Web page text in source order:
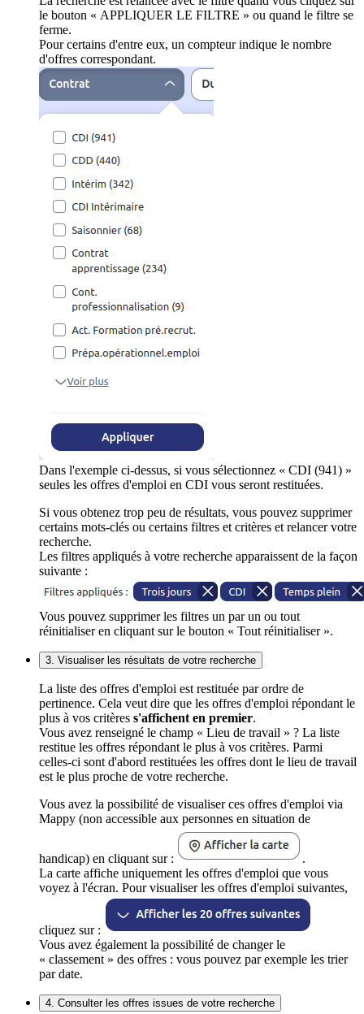
le bouton « APPLIQUER LE FILTRE » ou quand le filtre se
ferme.
Pour certains d'entre eux, un compteur indique le nombre
d'offres correspondant.
Dans l'exemple ci-dessus, si vous sélectionnez « CDI (941) »
seules les offres d'emploi en CDI vous seront restituées.
Si vous obtenez trop peu de résultats, vous pouvez supprimer
certains mots-clés ou certains filtres et critères et relancer votre
recherche.
Les filtres appliqués à votre recherche apparaissent de la façon
suivante :
Vous pouvez supprimer les filtres un par un ou tout
réinitialiser en cliquant sur le bouton « Tout réinitialiser ».
3. Visualiser les résultats de votre recherche
La liste des offres d'emploi est restituée par ordre de
pertinence. Cela veut dire que les offres d'emploi répondant le
plus à vos critères s'affichent en premier.
Vous avez renseigné le champ « Lieu de travail » ? La liste
restitue les offres répondant le plus à vos critères. Parmi
celles-ci sont d'abord restituées les offres dont le lieu de travail
est le plus proche de votre recherche.
Vous avez la possibilité de visualiser ces offres d'emploi via
Mappy (non accessible aux personnes en situation de
handicap) en cliquant sur :
.
La carte affiche uniquement les offres d'emploi que vous
voyez à l'écran. Pour visualiser les offres d'emploi suivantes,
cliquez sur :
Vous avez également la possibilité de changer le
« classement » des offres : vous pouvez par exemple les trier
par date.
4. Consulter les offres issues de votre recherche